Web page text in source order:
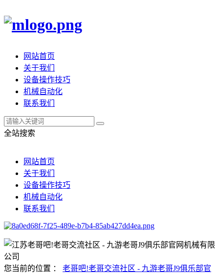
网站首页
关于我们
设备操作技巧
机械自动化
联系我们
全站搜索
网站首页
关于我们
设备操作技巧
机械自动化
联系我们
您当前的位置 ： 老哥吧!老哥交流社区 - 九游老哥J9俱乐部官